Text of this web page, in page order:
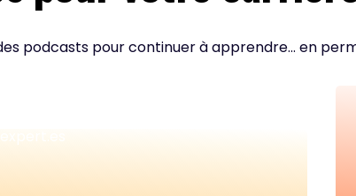
podcasts pour continuer à apprendre... en